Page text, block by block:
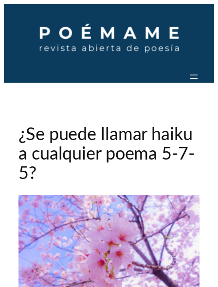
contenido
¿Se puede llamar haiku
a cualquier poema 5-7-
5?